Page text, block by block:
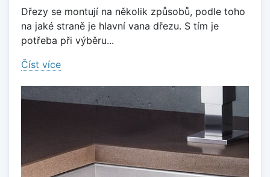
Dřezy se montují na několik způsobů, podle toho
na jaké straně je hlavní vana dřezu. S tím je
potřeba při výběru...
Číst více